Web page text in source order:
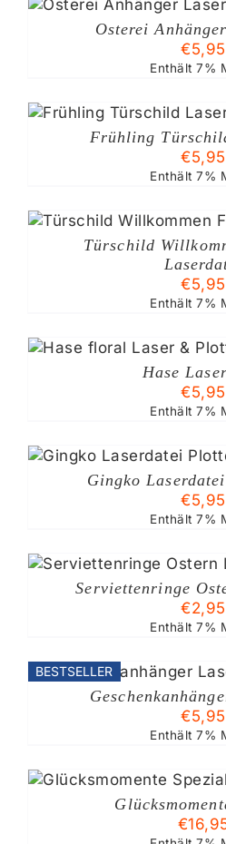
Osterei
€5,95
Enthält 7%
Frühling
€5,95
Enthält 7%
Türschild
€5,95
Enthält 7%
Hase
€5,95
Enthält 7%
Gingko
€5,95
Enthält 7%
Serviettenringe
€2,95
Enthält 7%
BESTSELLER
€5,95
Enthält 7%
€